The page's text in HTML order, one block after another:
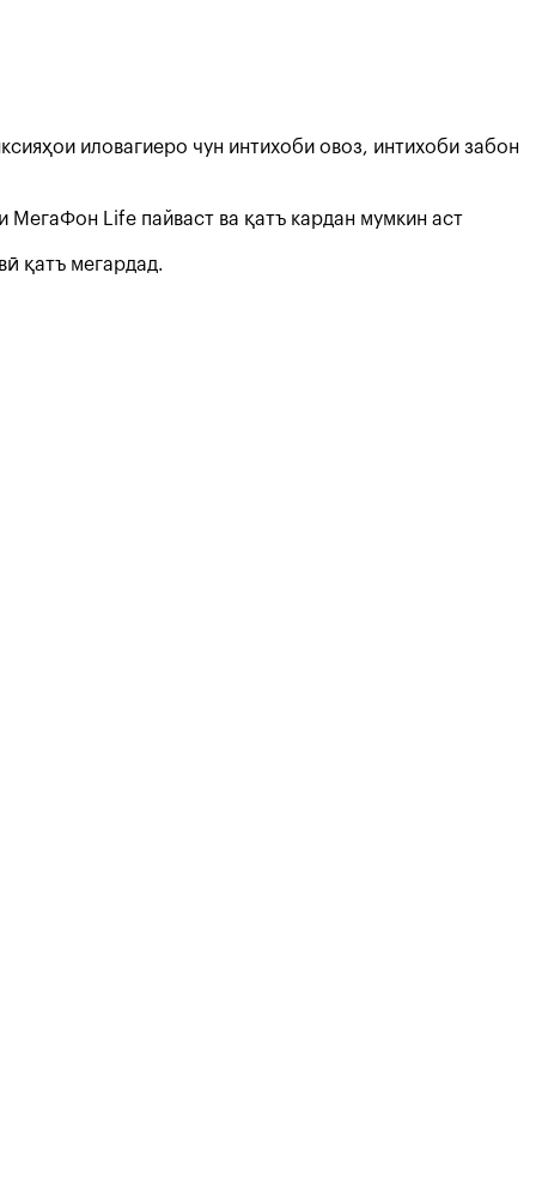
иловагиеро чун интихоби овоз, интихоби забон
Life пайваст ва қатъ кардан мумкин аст
қатъ мегардад.